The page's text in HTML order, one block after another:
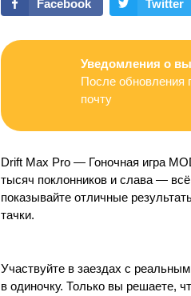
Уведомления о
После обновления
почту
Drift Max Pro — Гоночная игра
тысяч поклонников и слава —
показывайте отличные
тачки.
Участвуйте в заездах с
в одиночку. Только вы решаете,